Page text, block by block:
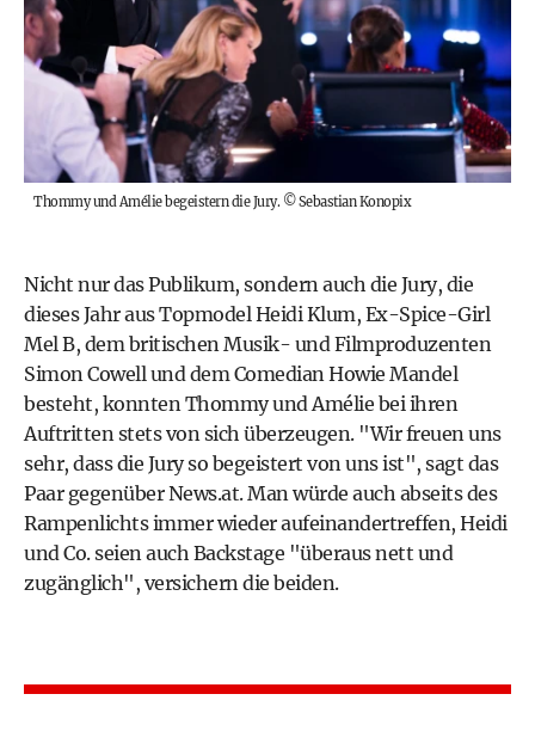
Thommy und Amélie begeistern die Jury. ©Sebastian Konopix
Nicht nur das Publikum, sondern auch die Jury, die
dieses Jahr aus Topmodel Heidi Klum, Ex-Spice-Girl
Mel B, dem britischen Musik- und Filmproduzenten
Simon Cowell und dem Comedian Howie Mandel
besteht, konnten Thommy und Amélie bei ihren
Auftritten stets von sich überzeugen. "Wir freuen uns
sehr, dass die Jury so begeistert von uns ist", sagt das
Paar gegenüber News.at. Man würde auch abseits des
Rampenlichts immer wieder aufeinandertreffen, Heidi
und Co. seien auch Backstage "überaus nett und
zugänglich", versichern die beiden.